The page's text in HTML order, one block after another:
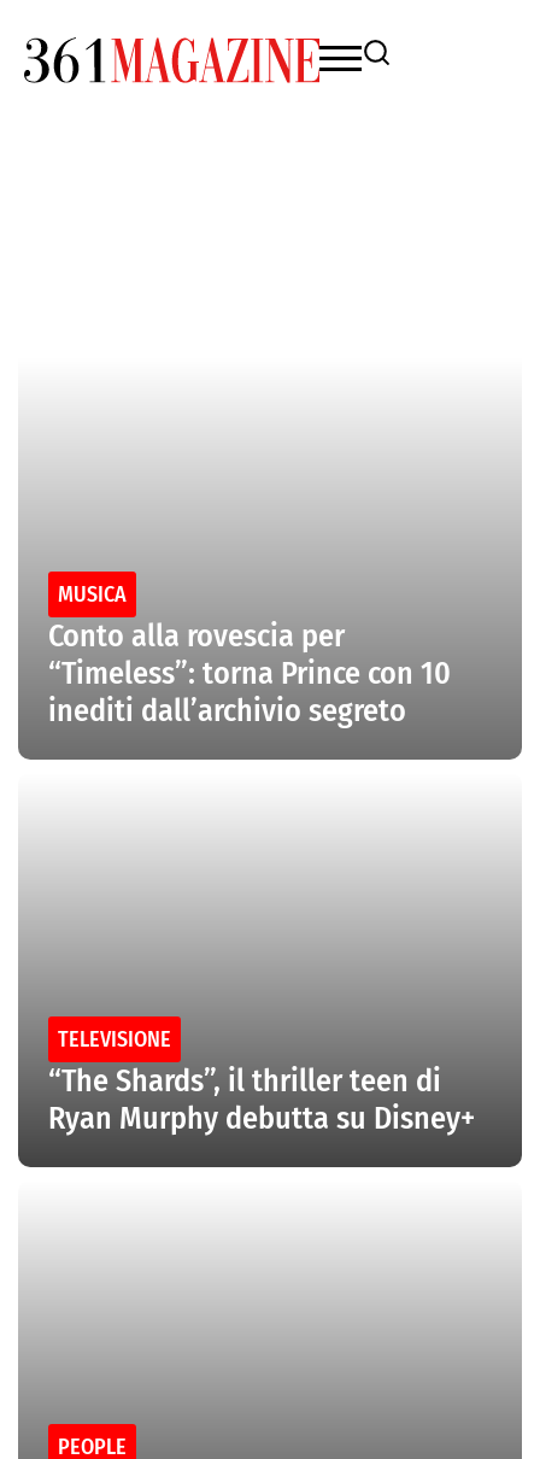
MUSICA
Conto alla rovescia per
“Timeless”: torna Prince con 10
inediti dall’archivio segreto
TELEVISIONE
“The Shards”, il thriller teen di
Ryan Murphy debutta su Disney+
PEOPLE